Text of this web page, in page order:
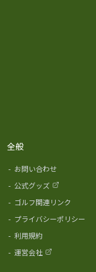
全般
- お問い合わせ
- 公式グッズ
- ゴルフ関連リンク
- プライバシーポリシー
- 利用規約
- 運営会社